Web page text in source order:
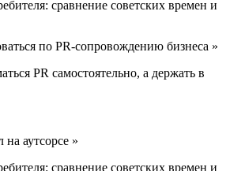
по PR-сопровождению бизнеса »
PR самостоятельно, а держать в
на аутсорсе »